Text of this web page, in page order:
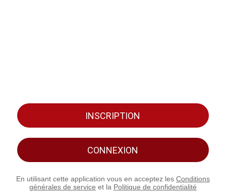
INSCRIPTION
CONNEXION
En utilisant cette application vous en acceptez les Conditions
générales de service et la Politique de confidentialité